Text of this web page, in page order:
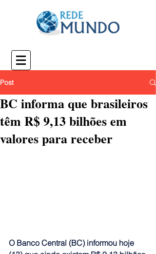
Post
BC informa que brasileiros
têm R$ 9,13 bilhões em
valores para receber
O Banco Central (BC) informou hoje